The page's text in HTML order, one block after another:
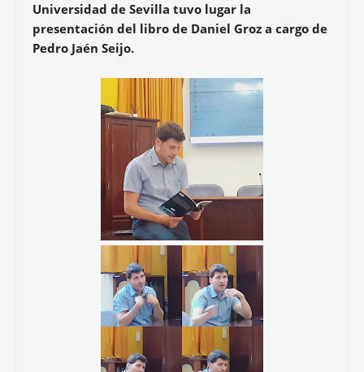
Universidad de Sevilla tuvo lugar la
presentación del libro de Daniel Groz a cargo de
Pedro Jaén Seijo.